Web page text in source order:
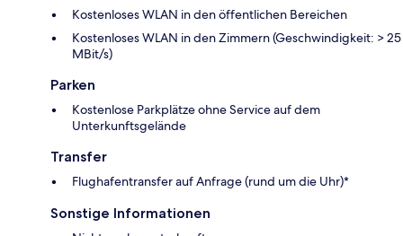
Kostenloses WLAN in den öffentlichen Bereichen
Kostenloses WLAN in den Zimmern (Geschwindigkeit: > 25
MBit/s)
Parken
Kostenlose Parkplätze ohne Service auf dem
Unterkunftsgelände
Transfer
Flughafentransfer auf Anfrage (rund um die Uhr)*
Sonstige Informationen